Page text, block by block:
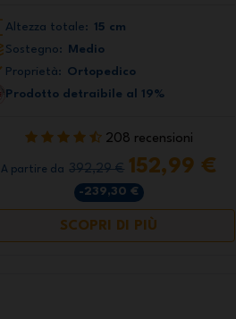
Altezza totale: 15 cm
Sostegno:
Medio
Proprietà: Ortopedico
Prodotto detraibile al 19%
208 recensioni
A partire da 392,29 € 152,99 €
-239,30 €
SCOPRI DI PIÙ